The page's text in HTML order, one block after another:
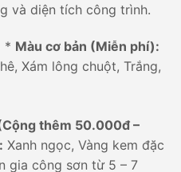
và diện tích công trình.
* Màu cơ bản (Miễn phí):
Xám lông chuột, Trắng,
thêm 50.000đ –
Xanh ngọc, Vàng kem đặc
gia công sơn từ 5 – 7